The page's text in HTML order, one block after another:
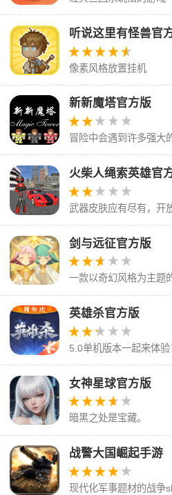
听说这里有怪兽官
像素风格放置挂机
新新魔塔官方版
冒险中会遇到许多强大
速击败它们
火柴人绳索英雄官
武器皮肤应有尽有，开
索。
剑与远征官方版
一款以奇幻风格为主题
英雄杀官方版
5.0单机版本一起来体验
女神星球官方版
暗黑之处是宝藏。
战警大国崛起手游
现代化军事题材的战争